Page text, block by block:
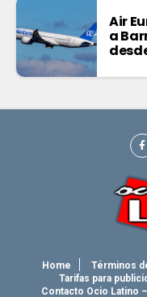
Air
a
Home Términos
Tarifas para
Contacto Ocio Latino